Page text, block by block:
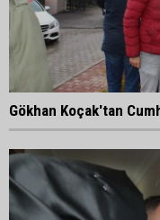
Gökhan Koçak'tan